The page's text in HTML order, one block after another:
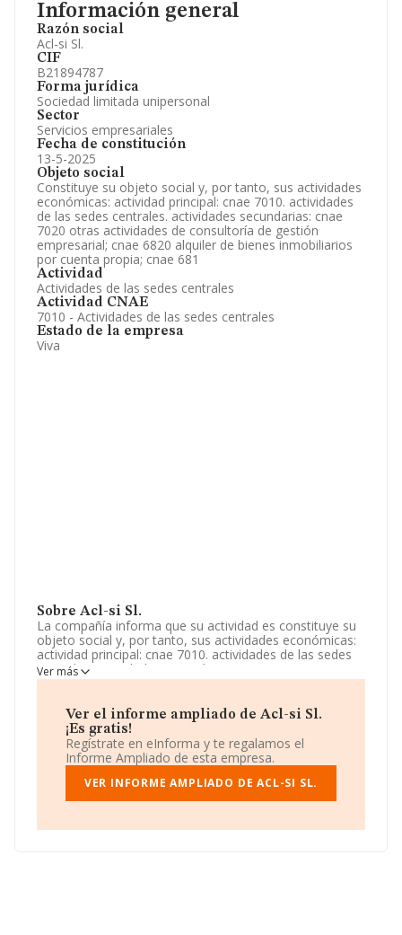
Información general
Razón social
Acl-si Sl.
CIF
B21894787
Forma jurídica
Sociedad limitada unipersonal
Sector
Servicios empresariales
Fecha de constitución
13-5-2025
Objeto social
Constituye su objeto social y, por tanto, sus actividades
económicas: actividad principal: cnae 7010. actividades
de las sedes centrales. actividades secundarias: cnae
7020 otras actividades de consultoría de gestión
empresarial; cnae 6820 alquiler de bienes inmobiliarios
por cuenta propia; cnae 681
Actividad
Actividades de las sedes centrales
Actividad CNAE
7010 - Actividades de las sedes centrales
Estado de la empresa
Viva
Sobre Acl-si Sl.
La compañía informa que su actividad es constituye su
objeto social y, por tanto, sus actividades económicas:
actividad principal: cnae 7010. actividades de las sedes
centrales. actividades secundarias: cnae 7020 otras
actividades de consultoría de gestión empresarial; cnae
cnae 681. La empresa está registrada como Sociedad
Limitada. Su CNAE corresponde a 7010 con código
'Actividades de las sedes centrales'. No realiza actividad
de importación y/o exportación.
La empresa española Acl-si S.L, CIF B21894787, tiene
domicilio fiscal en Calle Manzanares núm. 79, (15960),
Ver más
Ver el informe ampliado de Acl-si Sl.
¡Es gratis!
Regístrate en eInforma y te regalamos el
Informe Ampliado de esta empresa.
VER INFORME AMPLIADO DE ACL-SI SL.